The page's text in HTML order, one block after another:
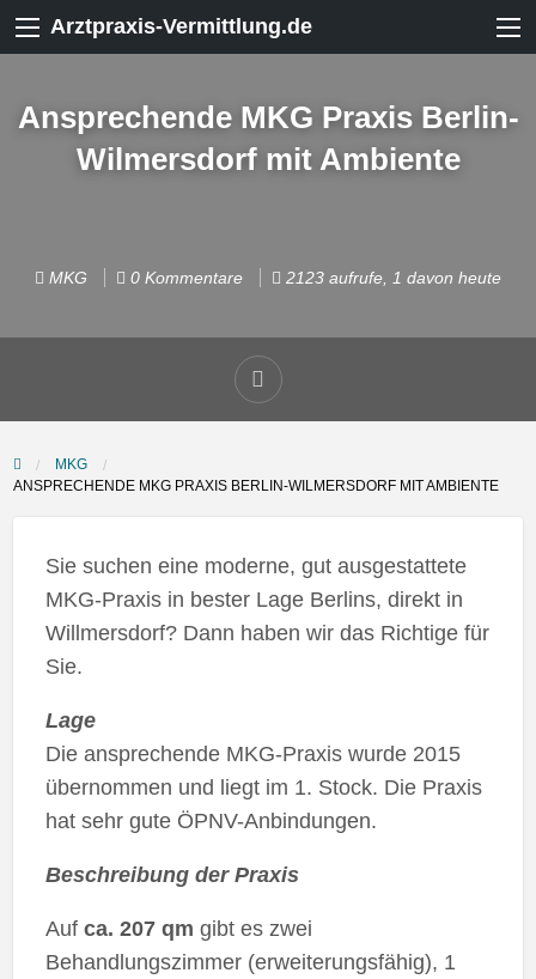
Arztpraxis-Vermittlung.de
Ansprechende MKG Praxis Berlin-
Wilmersdorf mit Ambiente
MKG 0 Kommentare 2123 aufrufe, 1 davon heute
MKG
ANSPRECHENDE MKG PRAXIS BERLIN-WILMERSDORF MIT AMBIENTE
Sie suchen eine moderne, gut ausgestattete
MKG-Praxis in bester Lage Berlins, direkt in
Willmersdorf? Dann haben wir das Richtige für
Sie.
Lage
Die ansprechende MKG-Praxis wurde 2015
übernommen und liegt im 1. Stock. Die Praxis
hat sehr gute ÖPNV-Anbindungen.
Beschreibung der Praxis
Aufca. 207 qm gibt es zwei
Behandlungszimmer (erweiterungsfähig), 1